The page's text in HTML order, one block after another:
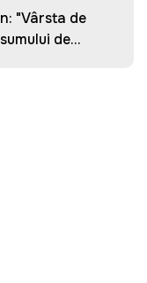
"Vârsta de
de